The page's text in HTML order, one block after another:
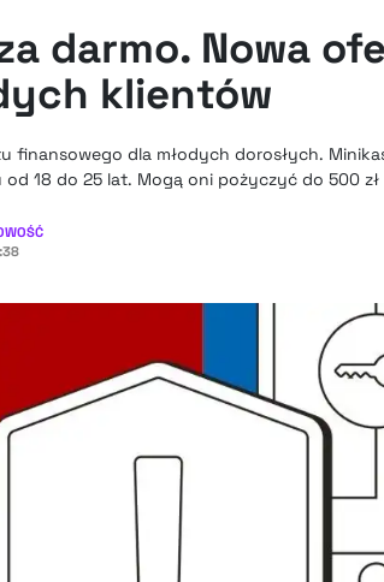
darmo. Nowa
klientów
finansowego dla młodych dorosłych.
18 do 25 lat. Mogą oni pożyczyć do 500 zł